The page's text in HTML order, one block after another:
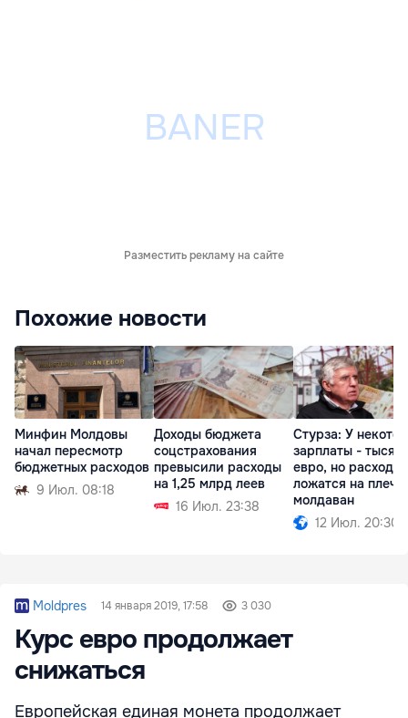
Разместить рекламу на сайте
Похожие новости
Минфин Молдовы
начал пересмотр
бюджетных расходов
9 Июл. 08:18
Доходы бюджета
соцстрахования
превысили расходы
на 1,25 млрд леев
16 Июл. 23:38
Стурза: У
зарплаты -
евро, но расходы
ложатся на плечи
молдаван
12 Июл. 20:30
Moldpres 14 января 2019, 17:58 3 030
Курс евро продолжает
снижаться
Европейская единая монета продолжает